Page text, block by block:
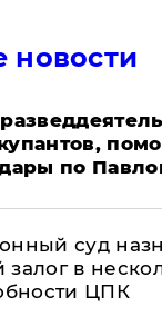
новости
по
суд
в
ЦПК